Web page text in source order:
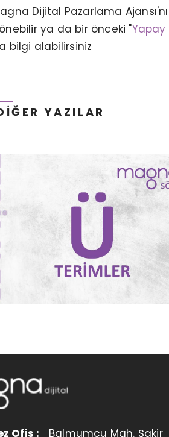
Dijital Pazarlama
ya da bir önceki "Yapay
bilgi alabilirsiniz
YAZILAR
DIJITAL PAZARLAMA TERIMLERI
“Ü” HARFI İLE BAŞLAYAN
TERIMLER
Ofis : Balmumcu Mah. Şakir